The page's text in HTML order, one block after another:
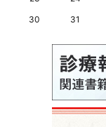
30
31